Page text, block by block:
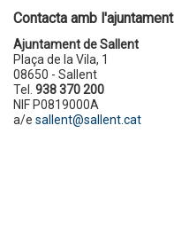
Contacta amb l'ajuntament
Ajuntament de Sallent
Plaça de la Vila, 1
08650 - Sallent
Tel. 938 370 200
NIF P0819000A
a/e sallent@sallent.cat